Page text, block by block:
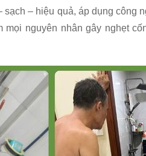
sạch – hiệu quả, áp dụng công
nguyên nhân gây nghẹt